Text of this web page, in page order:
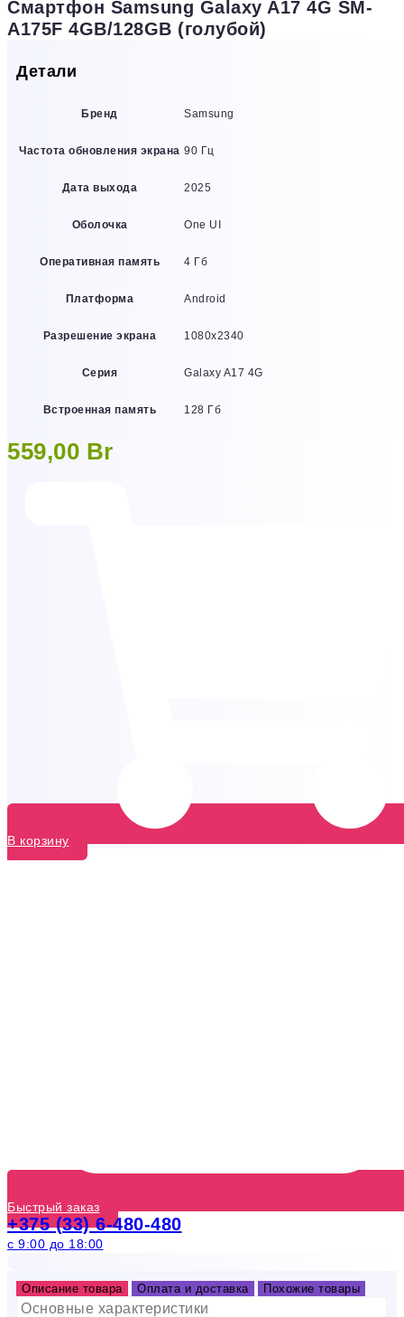
Смартфон Samsung Galaxy A17 4G SM-
A175F 4GB/128GB (голубой)
Детали
Бренд Samsung
Частота обновления экрана 90 Гц
Дата выхода 2025
Оболочка One UI
Оперативная память 4 Гб
Платформа Android
Разрешение экрана 1080х2340
Серия Galaxy A17 4G
Встроенная память 128 Гб
559,00 Br
В корзину
Быстрый заказ
+375 (33) 6-480-480
с 9:00 до 18:00
Описание товара Оплата и доставка Похожие товары
Основные характеристики